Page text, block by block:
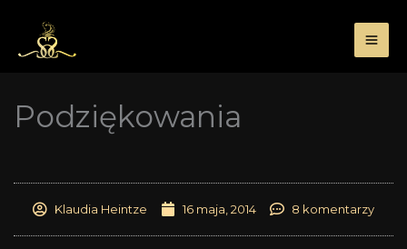
treści
Podziękowania
Klaudia Heintze 16 maja, 2014 8 komentarzy